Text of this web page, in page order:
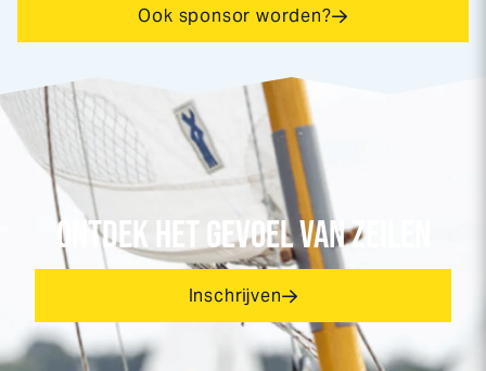
Ook sponsor worden?
ONTDEK HET GEVOEL VAN ZEILEN
Inschrijven